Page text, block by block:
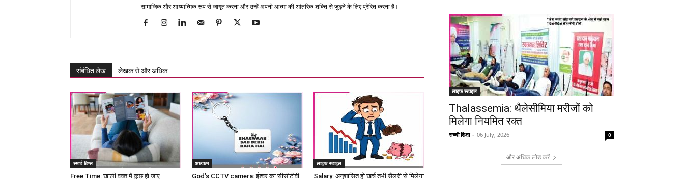
सामाजिक और आध्यात्मिक रूप से जागृत करना और उन्हें अपनी आत्मा की आंतरिक शक्ति से जुड़ने के लिए प्रेरित करना है।
संबंधित लेख लेखक से और अधिक
स्मार्ट टिप्स
Free Time: खाली वक्त में कुछ हो जाए
अध्यात्म
God’s CCTV camera: ईश्वर का सीसीटीवी
लाइफ स्टाइल
Salary: अनुशासित हो खर्च तभी सैलरी से मिलेगा
लाइफ स्टाइल
Thalassemia: थैलेसीमिया मरीजों को
मिलेगा नियमित रक्त
सच्ची शिक्षा - 06 July, 2026 0
और अधिक लोड करें